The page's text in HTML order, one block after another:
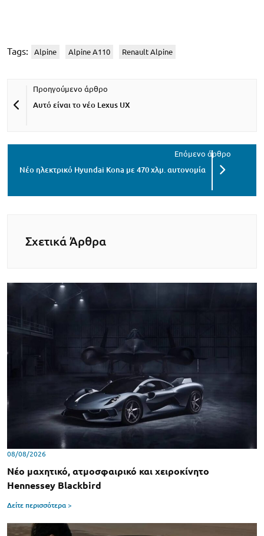
Tags: Alpine Alpine A110 Renault Alpine
Αυτό είναι το νέο Lexus UX
Νέο ηλεκτρικό Hyundai Kona με 470 χλμ. αυτονομία
Σχετικά Άρθρα
08/08/2026
Νέο μαχητικό, ατμοσφαιρικό και χειροκίνητο
Hennessey Blackbird
Δείτε περισσότερα >